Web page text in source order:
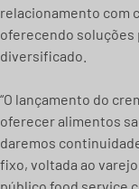
relacionamento com
oferecendo soluções
diversificado.
“O lançamento do
oferecer alimentos
daremos
fixo, voltada ao